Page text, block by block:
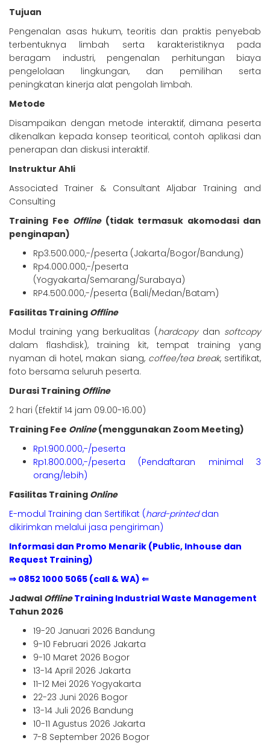
Tujuan
Pengenalan asas hukum, teoritis dan praktis penyebab
terbentuknya limbah serta karakteristiknya pada
beragam industri, pengenalan perhitungan biaya
pengelolaan lingkungan, dan pemilihan serta
peningkatan kinerja alat pengolah limbah.
Metode
Disampaikan dengan metode interaktif, dimana peserta
dikenalkan kepada konsep teoritical, contoh aplikasi dan
penerapan dan diskusi interaktif.
Instruktur Ahli
Associated Trainer & Consultant Aljabar Training and
Consulting
Training Fee Offline(tidak termasuk akomodasi dan
penginapan)
Rp3.500.000,-/peserta (Jakarta/Bogor/Bandung)
Rp4.000.000,-/peserta
(Yogyakarta/Semarang/Surabaya)
RP4.500.000,-/peserta (Bali/Medan/Batam)
Fasilitas Training Offline
Modul training yang berkualitas (hardcopy dan softcopy
dalam flashdisk), training kit, tempat training yang
nyaman di hotel, makan siang, coffee/tea break, sertifikat,
foto bersama seluruh peserta.
Durasi Training Offline
2 hari (Efektif 14 jam 09.00-16.00)
Training Fee Online(menggunakan Zoom Meeting)
Rp1.900.000,-/peserta
Rp1.800.000,-/peserta (Pendaftaran minimal 3
orang/lebih)
Fasilitas Training Online
E-modul Training dan Sertifikat (hard-printeddan
dikirimkan melalui jasa pengiriman)
Informasi dan Promo Menarik (Public, Inhouse dan
Request Training)
⇒ 0852 1000 5065 (call & WA) ⇐
Jadwal OfflineTraining Industrial Waste Management
Tahun 2026
19-20 Januari 2026 Bandung
9-10 Februari 2026 Jakarta
9-10 Maret 2026 Bogor
13-14 April 2026 Jakarta
11-12 Mei 2026 Yogyakarta
22-23 Juni 2026 Bogor
13-14 Juli 2026 Bandung
10-11 Agustus 2026 Jakarta
7-8 September 2026 Bogor